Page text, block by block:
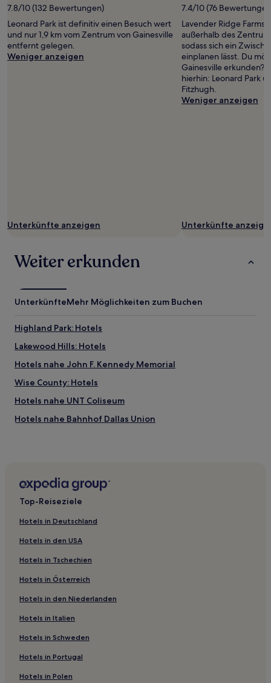
können
zusätzliche
Bedingungen
gelten.
7.8/10 (132 Bewertungen)
Leonard Park ist definitiv einen Besuch wert
und nur 1,9 km vom Zentrum von Gainesville
entfernt gelegen.
Weniger anzeigen
Unterkünfte anzeigen
7.4/10 (76
Lavender Ridge Farms
außerhalb des
sodass sich ein
einplanen lässt. Du
Gainesville erkunden?
hierhin: Leonard Park
Fitzhugh.
Weniger anzeigen
Unterkünfte
Weiter erkunden
UnterkünfteMehr Möglichkeiten zum Buchen
Highland Park: Hotels
Lakewood Hills: Hotels
Hotels nahe John F. Kennedy Memorial
Wise County: Hotels
Hotels nahe UNT Coliseum
Hotels nahe Bahnhof Dallas Union
Hotels nahe Eisemann Center for the Performing Arts
Dallas Hotels
Hotels nahe Muenster Memorial Hospital
Hebron Hotels
Hotels nahe Stockyards Museum
Sherman Hotels
Savannah: Hotels
Valley Ranch: Hotels
Hotels nahe Medical City Las Colinas
Hotels nahe Billy Bob's Texas
Hotels nahe Station Grapevine-Main Street
Top-Reiseziele
Hotels in Deutschland
Hotels in den USA
Hotels in Tschechien
Hotels in Österreich
Hotels in den Niederlanden
Hotels in Italien
Hotels in Schweden
Hotels in Portugal
Hotels in Polen